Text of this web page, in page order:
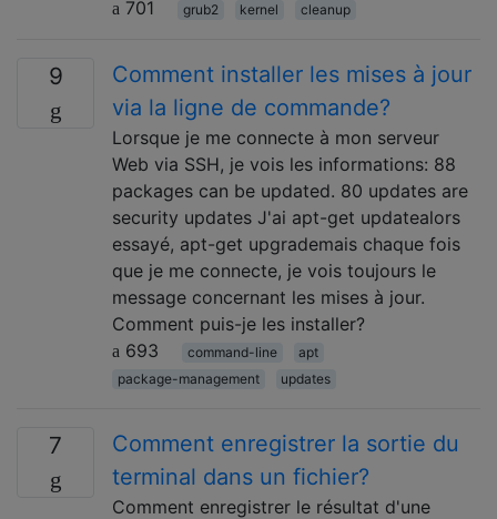
701 grub2 kernel cleanup
9
Comment installer les mises à jour
via la ligne de commande?
Lorsque je me connecte à mon serveur
Web via SSH, je vois les informations: 88
packages can be updated. 80 updates are
security updates J'ai apt-get updatealors
essayé, apt-get upgrademais chaque fois
que je me connecte, je vois toujours le
message concernant les mises à jour.
Comment puis-je les installer?
693
command-line
apt
package-management
updates
7
Comment enregistrer la sortie du
terminal dans un fichier?
Comment enregistrer le résultat d'une